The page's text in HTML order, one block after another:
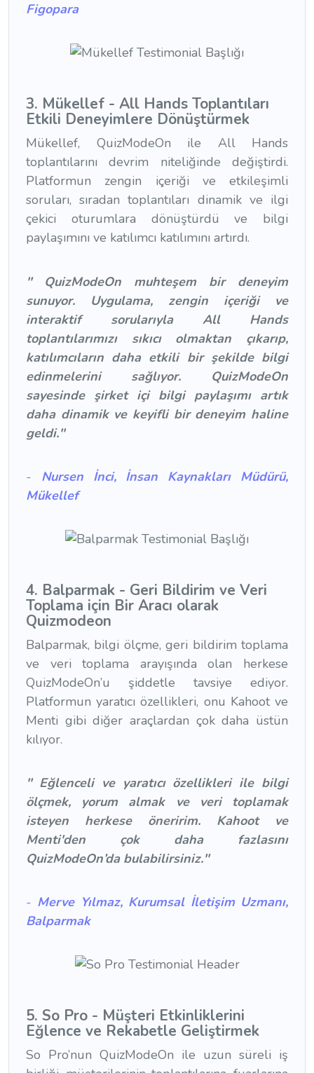
Figopara
3. Mükellef - All Hands Toplantıları
Etkili Deneyimlere Dönüştürmek
Mükellef, QuizModeOn ile All Hands
toplantılarını devrim niteliğinde değiştirdi.
Platformun zengin içeriği ve etkileşimli
soruları, sıradan toplantıları dinamik ve ilgi
çekici oturumlara dönüştürdü ve bilgi
paylaşımını ve katılımcı katılımını artırdı.
'' QuizModeOn muhteşem bir deneyim
sunuyor. Uygulama, zengin içeriği ve
interaktif sorularıyla All Hands
toplantılarımızı sıkıcı olmaktan çıkarıp,
katılımcıların daha etkili bir şekilde bilgi
edinmelerini sağlıyor. QuizModeOn
sayesinde şirket içi bilgi paylaşımı artık
daha dinamik ve keyifli bir deneyim haline
geldi.''
- Nursen İnci, İnsan Kaynakları Müdürü,
Mükellef
4. Balparmak - Geri Bildirim ve Veri
Toplama için Bir Aracı olarak
Quizmodeon
Balparmak, bilgi ölçme, geri bildirim toplama
ve veri toplama arayışında olan herkese
QuizModeOn’u şiddetle tavsiye ediyor.
Platformun yaratıcı özellikleri, onu Kahoot ve
Menti gibi diğer araçlardan çok daha üstün
kılıyor.
'' Eğlenceli ve yaratıcı özellikleri ile bilgi
ölçmek, yorum almak ve veri toplamak
isteyen herkese öneririm. Kahoot ve
Menti'den çok daha fazlasını
QuizModeOn’da bulabilirsiniz.''
- Merve Yılmaz, Kurumsal İletişim Uzmanı,
Balparmak
5. So Pro - Müşteri Etkinliklerini
Eğlence ve Rekabetle Geliştirmek
So Pro’nun QuizModeOn ile uzun süreli iş